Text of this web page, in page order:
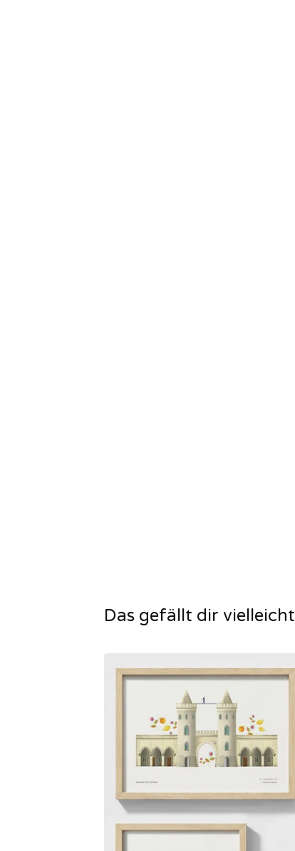
Das gefällt dir vielleicht